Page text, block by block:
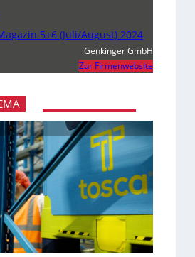
5+6 (Juli/August) 2024
Genkinger GmbH
Zur Firmenwebsite